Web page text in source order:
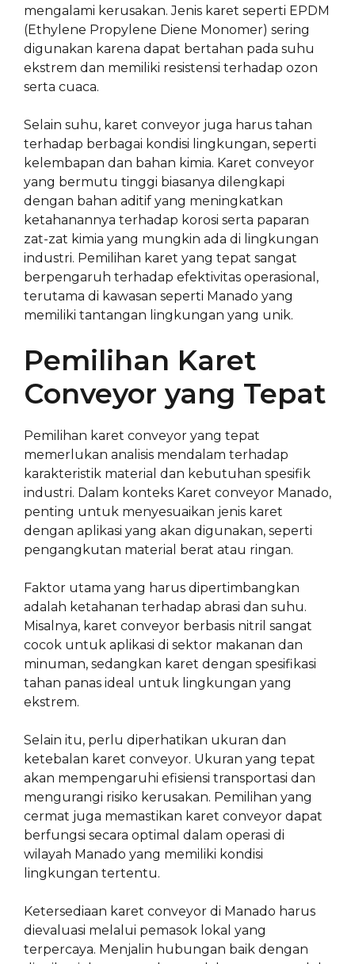
mengalami kerusakan. Jenis karet seperti EPDM
(Ethylene Propylene Diene Monomer) sering
digunakan karena dapat bertahan pada suhu
ekstrem dan memiliki resistensi terhadap ozon
serta cuaca.
Selain suhu, karet conveyor juga harus tahan
terhadap berbagai kondisi lingkungan, seperti
kelembapan dan bahan kimia. Karet conveyor
yang bermutu tinggi biasanya dilengkapi
dengan bahan aditif yang meningkatkan
ketahanannya terhadap korosi serta paparan
zat-zat kimia yang mungkin ada di lingkungan
industri. Pemilihan karet yang tepat sangat
berpengaruh terhadap efektivitas operasional,
terutama di kawasan seperti Manado yang
memiliki tantangan lingkungan yang unik.
Pemilihan Karet
Conveyor yang Tepat
Pemilihan karet conveyor yang tepat
memerlukan analisis mendalam terhadap
karakteristik material dan kebutuhan spesifik
industri. Dalam konteks Karet conveyor Manado,
penting untuk menyesuaikan jenis karet
dengan aplikasi yang akan digunakan, seperti
pengangkutan material berat atau ringan.
Faktor utama yang harus dipertimbangkan
adalah ketahanan terhadap abrasi dan suhu.
Misalnya, karet conveyor berbasis nitril sangat
cocok untuk aplikasi di sektor makanan dan
minuman, sedangkan karet dengan spesifikasi
tahan panas ideal untuk lingkungan yang
ekstrem.
Selain itu, perlu diperhatikan ukuran dan
ketebalan karet conveyor. Ukuran yang tepat
akan mempengaruhi efisiensi transportasi dan
mengurangi risiko kerusakan. Pemilihan yang
cermat juga memastikan karet conveyor dapat
berfungsi secara optimal dalam operasi di
wilayah Manado yang memiliki kondisi
lingkungan tertentu.
Ketersediaan karet conveyor di Manado harus
dievaluasi melalui pemasok lokal yang
terpercaya. Menjalin hubungan baik dengan